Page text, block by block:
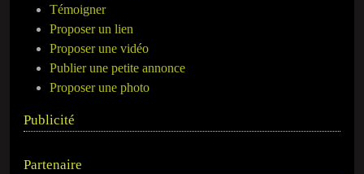
Témoigner
Proposer un lien
Proposer une vidéo
Publier une petite annonce
Proposer une photo
Publicité
Partenaire